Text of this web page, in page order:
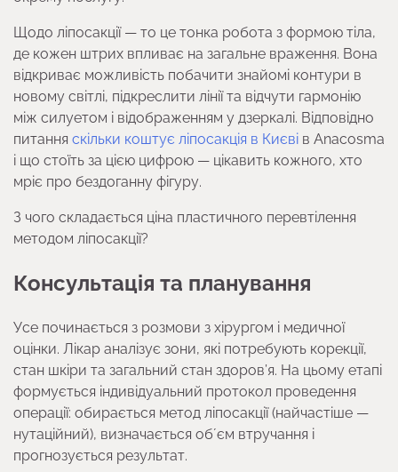
Щодо ліпосакції — то це тонка робота з формою тіла,
де кожен штрих впливає на загальне враження. Вона
відкриває можливість побачити знайомі контури в
новому світлі, підкреслити лінії та відчути гармонію
між силуетом і відображенням у дзеркалі. Відповідно
питання скільки коштує ліпосакція в Києві в Anacosma
і що стоїть за цією цифрою — цікавить кожного, хто
мріє про бездоганну фігуру.
З чого складається ціна пластичного перевтілення
методом ліпосакції?
Консультація та планування
Усе починається з розмови з хірургом і медичної
оцінки. Лікар аналізує зони, які потребують корекції,
стан шкіри та загальний стан здоров’я. На цьому етапі
формується індивідуальний протокол проведення
операції: обирається метод ліпосакції (найчастіше —
нутаційний), визначається обʼєм втручання і
прогнозується результат.